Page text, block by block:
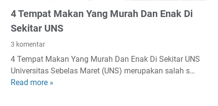
n
g
z
a
e
l
n
g
i
A
4 Tempat Makan Yang Murah Dan Enak Di
Sekitar UNS
3 komentar
4 Tempat Makan Yang Murah Dan Enak Di Sekitar UNS
Universitas Sebelas Maret (UNS) merupakan salah s…
Read more »